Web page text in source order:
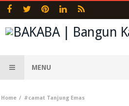
MENU
Home #camat Tanjung Emas